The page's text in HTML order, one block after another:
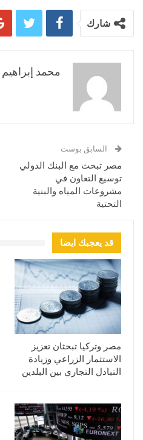
شارك
محمد إبراهيم
السابق بوست
مصر تبحث مع البنك الدولي
توسيع التعاون في
مشروعات المياه والبنية
التحتية
قد يعجبك ايضا
مصر وتركيا تبحثان تعزيز
الاستثمار الزراعي وزيادة
التبادل التجاري بين البلدين